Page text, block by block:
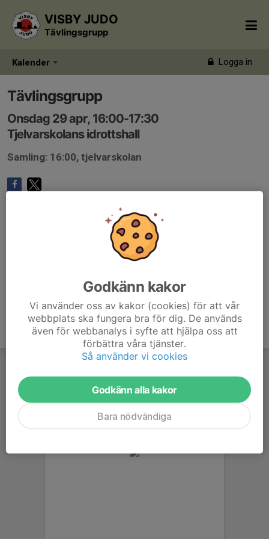
Kalender Logga in
VISBY JUDO
Tävlingsgrupp
Tävlingsgrupp
Onsdag 29 apr, 16:00-17:30
Tjelvarskolans idrottshall
Samling: 16:00, tjelvarskolan
Godkänn kakor
Vi använder oss av kakor (cookies) för att vår
webbplats ska fungera bra för dig. De används
även för webbanalys i syfte att hjälpa oss att
förbättra våra tjänster.
Så använder vi cookies
Godkänn alla kakor
Bara nödvändiga